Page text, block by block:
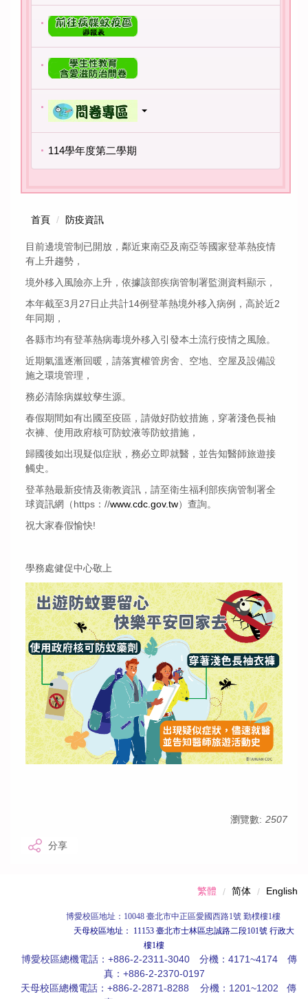
114學年度第二學期
首頁 防疫資訊
目前邊境管制已開放，鄰近東南亞及南亞等國家登革熱疫情
有上升趨勢，
境外移入風險亦上升，依據該部疾病管制署監測資料顯示，
本年截至3月27日止共計14例登革熱境外移入病例， 高於近2
年同期，
各縣市均有登革熱病毒境外移入引發本土流行疫情之風險。
近期氣溫逐漸回暖，請落實權管房舍、空地、空屋及設備設
施之環境管理，
務必清除病媒蚊孳生源。
春假期間如有出國至疫區，請做好防蚊措施，穿著淺色長袖
衣褲、 使用政府核可防蚊液等防蚊措施，
歸國後如出現疑似症狀，務必立即就醫，並告知醫師旅遊接
觸史。
登革熱最新疫情及衛教資訊，請至衛生福利部疾病管制署全
球資訊網 （https：//www.cdc.gov.tw）查詢。
祝大家春假愉快!
學務處健促中心敬上
瀏覽數: 2507
分享
繁體 简体 English
博愛校區地址：10048 臺北市中正區愛國西路1號 勤樸樓1樓
天母校區地址： 11153 臺北市士林區忠誠路二段101號 行政大
樓1樓
博愛校區總機電話：+886-2-2311-3040 分機：4171~4174 傳
真：+886-2-2370-0197
天母校區總機電話：+886-2-2871-8288 分機：1201~1202 傳